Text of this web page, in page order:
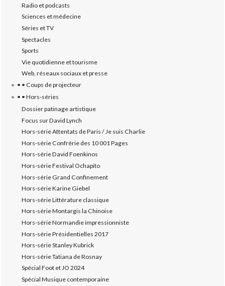
Radio et podcasts
Sciences et médecine
Séries et TV
Spectacles
Sports
Vie quotidienne et tourisme
Web, réseaux sociaux et presse
• • Coups de projecteur
• • Hors-séries
Dossier patinage artistique
Focus sur David Lynch
Hors-série Attentats de Paris / Je suis Charlie
Hors-série Confrérie des 10 001 Pages
Hors-série David Foenkinos
Hors-série Festival Ochapito
Hors-série Grand Confinement
Hors-série Karine Giebel
Hors-série Littérature classique
Hors-série Montargis la Chinoise
Hors-série Normandie impressionniste
Hors-série Présidentielles 2017
Hors-série Stanley Kubrick
Hors-série Tatiana de Rosnay
Spécial Foot et JO 2024
Spécial Musique contemporaine